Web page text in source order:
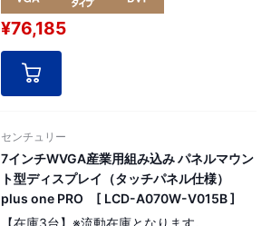
モデルの8.4インチ plus one PRO。 解像
度：SVGA 800 x 600pixel（4:3）。
[ パネル番号：13746 ]
¥76,185
センチュリー
7インチWVGA産業用組み込み パネルマウン
ト型ディスプレイ（タッチパネル仕様）
plus one PRO [ LCD-A070W-V015B ]
【在庫3台】※流動在庫となります。